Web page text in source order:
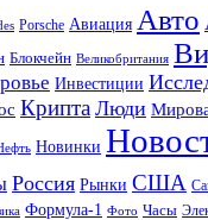
Porsche Авиация Авто
Блокчейн Великобритания
Инвестиции
Крипта Люди
Новинки
Россия Рынки США
Формула-1 Фото Часы